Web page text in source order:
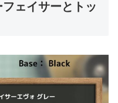
ェイサーとトッ